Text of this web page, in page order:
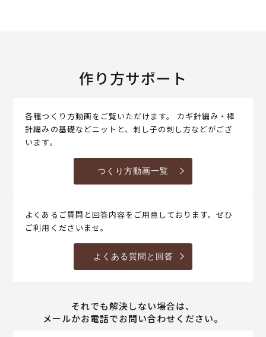
作り方サポート
各種つくり方動画をご覧いただけます。 カギ針編み・棒
針編みの基礎などニットと、刺し子の刺し方などがござ
います。
つくり方動画一覧
よくあるご質問と回答内容をご用意しております。ぜひ
ご利用くださいませ。
よくある質問と回答
それでも解決しない場合は、
メールかお電話でお問い合わせください。